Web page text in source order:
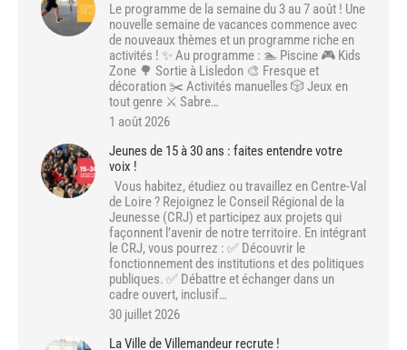
Le programme de la semaine du 3 au 7 août ! Une
nouvelle semaine de vacances commence avec
de nouveaux thèmes et un programme riche en
activités ! ✨ Au programme : 🏊 Piscine 🎮 Kids
Zone 🌳 Sortie à Lisledon 🎨 Fresque et
décoration ✂️ Activités manuelles 🎲 Jeux en
tout genre ⚔️ Sabre…
1 août 2026
Jeunes de 15 à 30 ans : faites entendre votre
voix !
Vous habitez, étudiez ou travaillez en Centre-Val
de Loire ? Rejoignez le Conseil Régional de la
Jeunesse (CRJ) et participez aux projets qui
façonnent l’avenir de notre territoire. En intégrant
le CRJ, vous pourrez : ✅ Découvrir le
fonctionnement des institutions et des politiques
publiques. ✅ Débattre et échanger dans un
cadre ouvert, inclusif…
30 juillet 2026
La Ville de Villemandeur recrute !